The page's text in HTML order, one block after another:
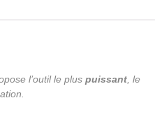
l’outil le plus puissant , le